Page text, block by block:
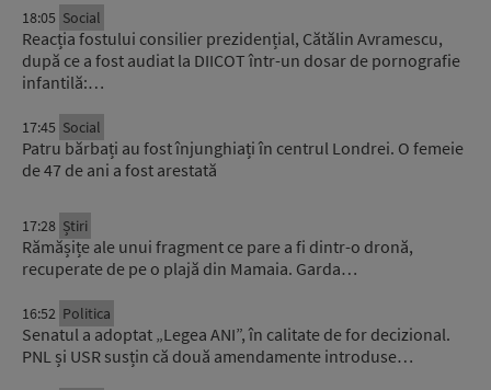
18:05 Social
Reacția fostului consilier prezidențial, Cătălin Avramescu,
după ce a fost audiat la DIICOT într-un dosar de pornografie
infantilă:…
17:45 Social
Patru bărbați au fost înjunghiați în centrul Londrei. O femeie
de 47 de ani a fost arestată
17:28 Știri
Rămășițe ale unui fragment ce pare a fi dintr-o dronă,
recuperate de pe o plajă din Mamaia. Garda…
16:52 Politica
Senatul a adoptat „Legea ANI”, în calitate de for decizional.
PNL și USR susțin că două amendamente introduse…